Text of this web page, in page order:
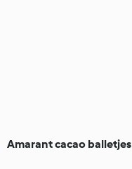
Amarant cacao balletjes